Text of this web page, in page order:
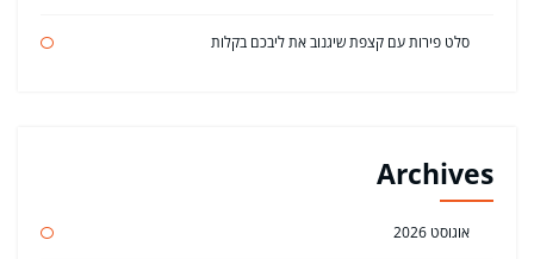
סלט פירות עם קצפת שיגנוב את ליבכם בקלות
Archives
אוגוסט 2026